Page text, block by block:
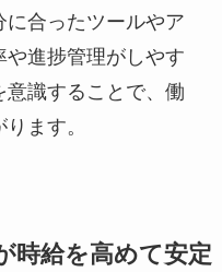
に合ったツールやア
進捗管理がしやす
意識することで、働
ます。
時給を高めて安定